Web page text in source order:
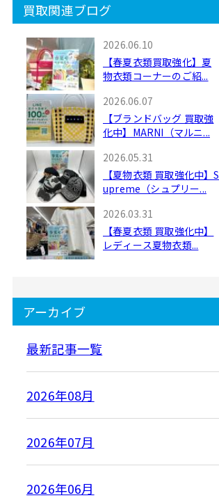
買取関連ブログ
2026.06.10
【春夏衣類買取強化】夏
物衣類コーナーのご紹...
2026.06.07
【ブランドバッグ 買取強
化中】MARNI（マルニ...
2026.05.31
【夏物衣類 買取強化中】S
upreme（シュプリー...
2026.03.31
【春夏衣類 買取強化中】
レディース夏物衣類...
アーカイブ
最新記事一覧
2026年08月
2026年07月
2026年06月